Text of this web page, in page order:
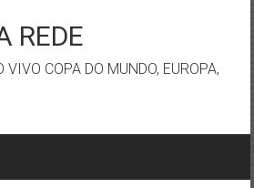
REDE
COPA DO MUNDO, EUROPA,